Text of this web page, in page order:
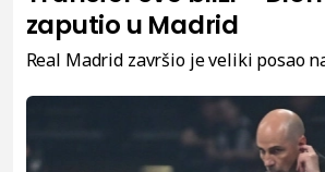
zaputio u Madrid
Real Madrid završio je veliki posao